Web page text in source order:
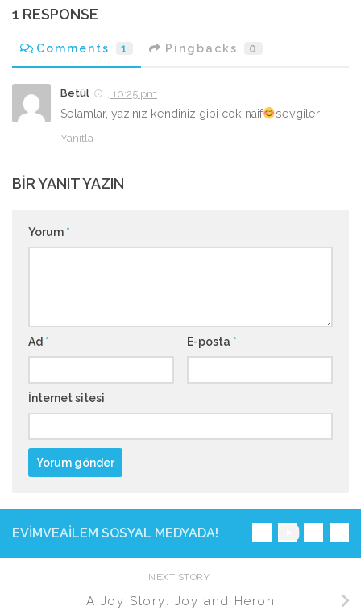
1 RESPONSE
Comments 1 Pingbacks 0
Betül , 10:25 pm
Selamlar, yazınız kendiniz gibi cok naif sevgiler
Yanıtla
BIR YANIT YAZIN
Yorum *
Ad * E-posta *
İnternet sitesi
EVIMVEAILEM SOSYAL MEDYADA!
NEXT STORY
A Joy Story: Joy and Heron